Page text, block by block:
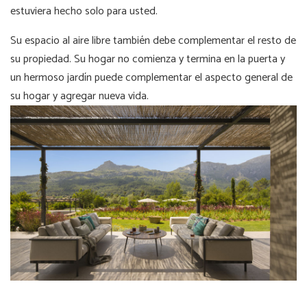
estuviera hecho solo para usted.
Su espacio al aire libre también debe complementar el resto de
su propiedad. Su hogar no comienza y termina en la puerta y
un hermoso jardín puede complementar el aspecto general de
su hogar y agregar nueva vida.